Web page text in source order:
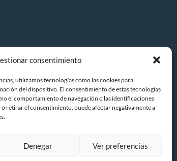
consentimiento
utilizamos tecnologías como las cookies para
del dispositivo. El consentimiento de estas tecnologías
el comportamiento de navegación o las identificaciones
retirar el consentimiento, puede afectar negativamente a
Denegar Ver preferencias
Mamparas
Mamparas de baño
Moquetas
Pintores